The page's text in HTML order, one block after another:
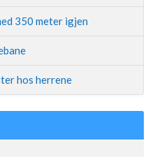
350 meter igjen
hos herrene